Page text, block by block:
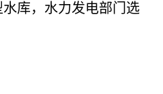
库，水力发电部门选